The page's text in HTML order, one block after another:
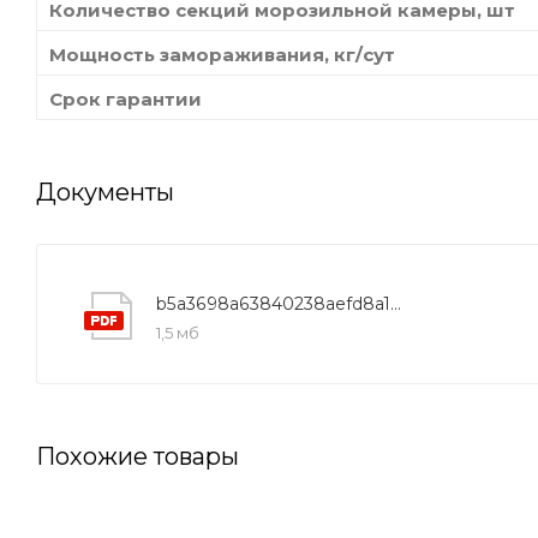
Количество секций морозильной камеры, шт
Мощность замораживания, кг/сут
Срок гарантии
Документы
b5a3698a63840238aefd8a1377d0ede8
1,5 мб
Похожие товары